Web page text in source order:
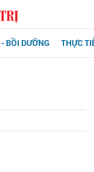
BỒI DƯỠNG THỰC